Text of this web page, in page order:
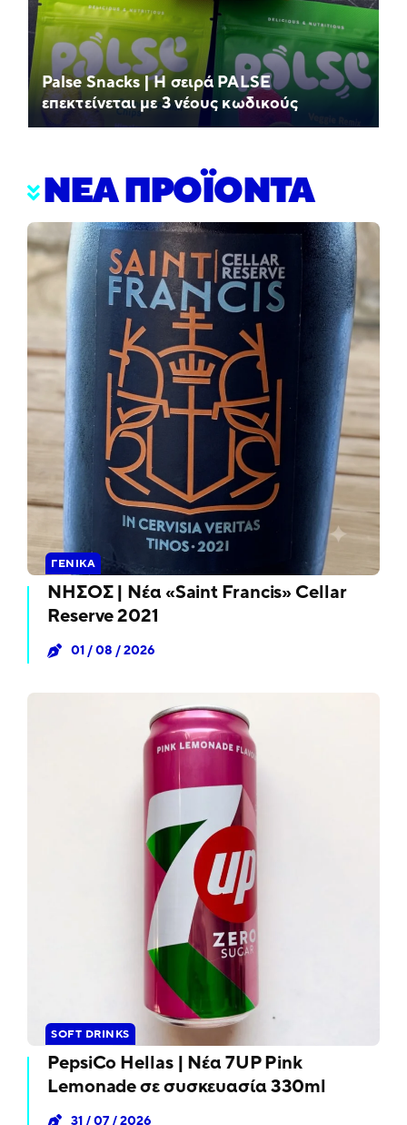
Palse Snacks | Η σειρά PALSE
επεκτείνεται με 3 νέους κωδικούς
ΝΕΑ ΠΡΟΪΟΝΤΑ
ΓΕΝΙΚΆ
ΝΗΣΟΣ | Νέα «Saint Francis» Cellar
Reserve 2021
01 / 08 / 2026
SOFT DRINKS
PepsiCo Hellas | Νέα 7UP Pink
Lemonade σε συσκευασία 330ml
31 / 07 / 2026